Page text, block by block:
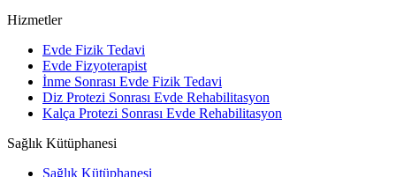
Hizmetler
Evde Fizik Tedavi
Evde Fizyoterapist
İnme Sonrası Evde Fizik Tedavi
Diz Protezi Sonrası Evde Rehabilitasyon
Kalça Protezi Sonrası Evde Rehabilitasyon
Sağlık Kütüphanesi
Sağlık Kütüphanesi